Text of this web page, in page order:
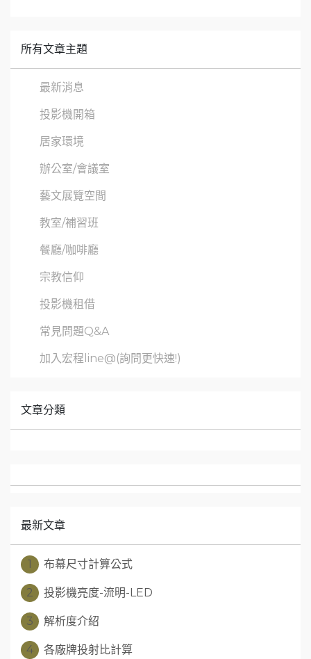
所有文章主題
最新消息
投影機開箱
居家環境
辦公室/會議室
藝文展覽空間
教室/補習班
餐廳/咖啡廳
宗教信仰
投影機租借
常見問題Q&A
加入宏程line@(詢問更快速!)
文章分類
最新文章
1 布幕尺寸計算公式
2 投影機亮度-流明-LED
3 解析度介紹
4 各廠牌投射比計算